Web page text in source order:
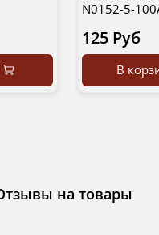
N0152-5-
125 Руб
В
на товары